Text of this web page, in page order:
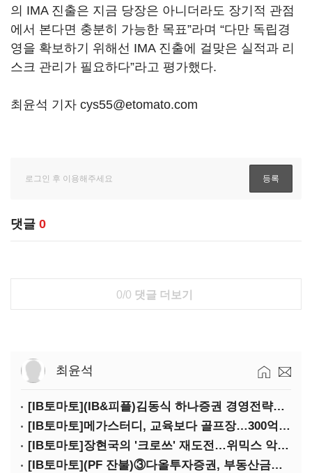
의 IMA 진출은 지금 당장은 아니더라도 장기적 관점
에서 본다면 충분히 가능한 목표”라며 “다만 독립경
영을 확보하기 위해선 IMA 진출에 걸맞은 실적과 리
스크 관리가 필요하다”라고 평가했다.
최윤석 기자 cys55@etomato.com
댓글 0
0/0 댓글 더보기
최윤석
[IB토마토](IB&피플)김동식 하나증권 경영전략본부장
[IB토마토]메가스터디, 교육보다 골프장…300억 대여 뒤 보증 리스크
[IB토마토]장현국의 '크로쓰' 재도전…위믹스 악몽 지울 수 있나
[IB토마토](PF 잔불)③다올투자증권, 부동산금융 줄였지만 정상화는 진행형